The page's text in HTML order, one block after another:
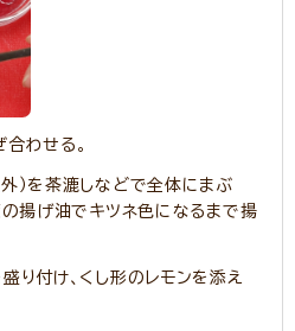
わせる。
）を茶漉しなどで全体にまぶ
揚げ油でキツネ色になるまで揚
り付け、くし形のレモンを添え